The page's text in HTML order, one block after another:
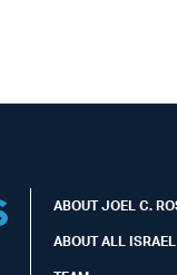
ABOUT JOEL C.
ABOUT ALL